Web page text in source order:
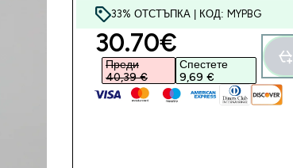
33% ОТСТЪПКА | КОД: MYPBG
discounted price
30.70€‎
Преди
40,39 €‎
Спестете
9,69 €‎